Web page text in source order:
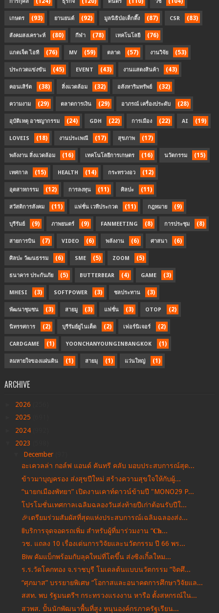
การกุศล ธุรกิจ ดนตรี วช
เกษตร (93) ยานยนต์ (92) มูลนิธิป่อเต็กตึ๊ง (87) CSR (83)
สังคมสงเคราะห์ (80) กีฬา (78) เทคโนโลยี (76)
แกดเจ็ต ไอที (76) MV (59) ตลาด (57) งานวิจัย (53)
ประกวดแข่งขัน (45) EVENT (43) งานแสดงสินค้า (43)
คอนเสิร์ต (38) สิ่งแวดล้อม (32) อสังหาริมทรัพย์ (32)
ความงาม (29) ตลาดการเงิน (29) อาภรณ์ เครื่องประดับ (28)
อุบัติเหตุ อาชญากรรม (24) GDH (22) การเมือง (22) AI (19)
LOVEIS (18) งานประเพณี (17) สุขภาพ (17)
พลังงาน สิ่งแวดล้อม (16) เทคโนโลยีการเกษตร (16) นวัตกรรม (15)
เทศกาล (15) HEALTH (14) กระทรวงอว (12)
อุตสาหกรรม (12) การลงทุน (11) ศิลปะ (11)
สวัสดิการสังคม (11) แฟชั่น เวทีประกวด (11) กฎหมาย (9)
บุรีรัมย์ (9) ภาพยนตร์ (9) FANMEETING (8) การประชุม (8)
สายการบิน (7) VIDEO (6) พลังงาน (6) ศาสนา (6)
ศิลปะ วัฒนธรรม (6) SME (5) ZOOM (5)
ธนาคาร ประกันภัย (5) BUTTERBEAR (4) GAME (3)
MHESI (3) SOFTPOWER (3) ชลประทาน (3)
พัฒนาชุมชน (3) สายมู (3) แฟชั่น (3) OTOP (2)
นิทรรศการ (2) บุรีรัมย์ยูไนเต็ด (2) เฟอร์นิเจอร์ (2)
CARDGAME (1) YOONCHANYOUNGINBANGKOK (1)
ลมหายใจของแผ่นดิน (1) สายมุ (1) แว่นใหญ่ (1)
ARCHIVE
2026
2025
2024
2023
December
อะเควลล่า กอล์ฟ แอนด์ คันทรี คลับ มอบประสบการณ์สุด...
ข้าวมาบุญครอง ส่งสุขปีใหม่ สร้างความสุขใจให้กับผู้...
“นายกเมืองพัทยา” เปิดงานเคาท์ดาวน์ข้ามปี "MONO29 P...
โปรโมชั่นเทศกาลเฉลิมฉลองวันส่งท้ายปีเก่าต้อนรับปีใ...
🎉เตรียมร่วมสัมผัสที่สุดแห่งประสบการณ์เฉลิมฉลองส่ง...
🚦บริการจุดจอดรถเพิ่ม สำหรับผู้ที่มาร่วมงาน “𝐂𝐡...
วช. แถลง 10 เรื่องเด่นการวิจัยและนวัตกรรม ปี 66 พร...
Biw คัมแบ็กพร้อมกับลุคใหม่ที่โตขึ้น ส่งซิงเกิ้ลใหม...
ร.ร.วัดโคกทอง จ.ราชบุรี โมเดลต้นแบบนวัตกรรม ”จิตศึ...
“ศุภมาส” บรรยายพิเศษ “โอกาสและอนาคตการศึกษาวิจัยแล...
สสท. พบ รัฐมนตรีฯ กระทรวงแรงงาน หารือ ตั้งสหกรณ์ใน...
สวพส. ปั้นนักพัฒนาพื้นที่สูง หนุนองค์กรภาครัฐเรียน...